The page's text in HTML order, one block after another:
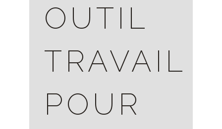
OUTIL
TRAVAIL
POUR